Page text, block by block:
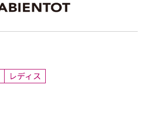
レディス